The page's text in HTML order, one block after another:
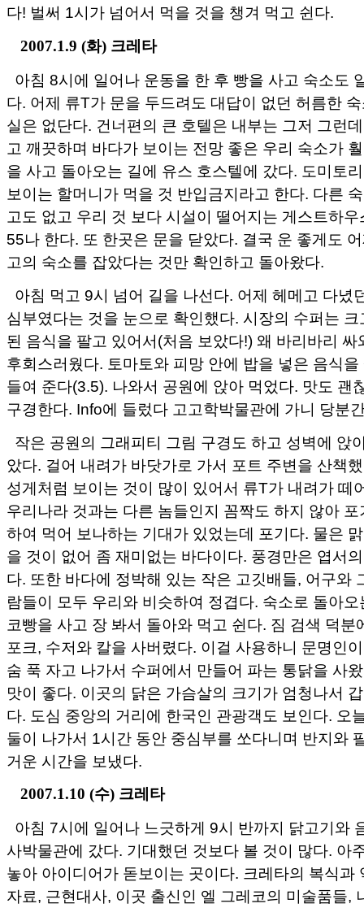
다! 벌써 1시가 넘어서 먹을 것을 챙겨 먹고 쉰다.
2007.1.9 (화) 크레타
아침 8시에 일어나 운동을 한 후 빵을 사고 숙소도
다. 어제 류T가 문을 두드려도 대답이 없던 허름한
실은 없단다. 건너편의 큰 호텔은 내부는 그저 그런
고 깨끗하며 바다가 보이는 전망 좋은 우리 숙소가
을 사고 돌아오는 길에 유스 호스텔에 갔다. 도미토
보이는 할머니가 먹을 것 반입금지라고 한다. 다른
고도 없고 우리 것 보다 시설이 떨어지는 게스트하
55나 한다. 또 한곳은 문을 닫았다. 결국 운 좋게도
고의 숙소를 잡았다는 것만 확인하고 돌아왔다.
아침 먹고 9시 넘어 길을 나선다. 어제 헤메고 다녔
심부였다는 것을 눈으로 확인했다. 시장의 수퍼는
된 음식을 팔고 있어서(처음 보았다!) 왜 바리바리
후회스러웠다. 토마토와 피망 안에 밥을 넣은 음식
들여 준다(3.5). 나와서 공원에 앉아 먹었다. 맛도 괜
구경한다. Info에 들렀다 고고학박물관에 가니 당분
작은 공원의 그래피티 그림 구경도 하고 성벽에 앉
았다. 걸어 내려가 바닷가로 가서 포트 주변을 산책
성게처럼 보이는 것이 많이 있어서 류T가 내려가 떼
우리나라 것과는 다른 놈들인지 꼼짝도 하지 않아
하여 먹어 보나하는 기대가 있었는데 포기다. 물은
을 것이 없어 좀 재미없는 바다이다. 풍경만은 엽서
다. 또한 바다에 정박해 있는 작은 고깃배들, 어구와
람들이 모두 우리와 비슷하여 정겹다. 숙소로 돌아
코빵을 사고 장 봐서 돌아와 먹고 쉰다. 짐 검색 덕분
포크, 수저와 칼을 사버렸다. 이걸 사용하니 문명인
숨 푹 자고 나가서 수퍼에서 만들어 파는 통닭을 사
맛이 좋다. 이곳의 닭은 가슴살의 크기가 엄청나서
다. 도심 중앙의 거리에 한국인 관광객도 보인다. 오
둘이 나가서 1시간 동안 중심부를 쏘다니며 반지와
거운 시간을 보냈다.
2007.1.10 (수) 크레타
아침 7시에 일어나 느긋하게 9시 반까지 닭고기와
사박물관에 갔다. 기대했던 것보다 볼 것이 많다. 아
놓아 아이디어가 돋보이는 곳이다. 크레타의 복식과
자료, 근현대사, 이곳 출신인 엘 그레코의 미술품들